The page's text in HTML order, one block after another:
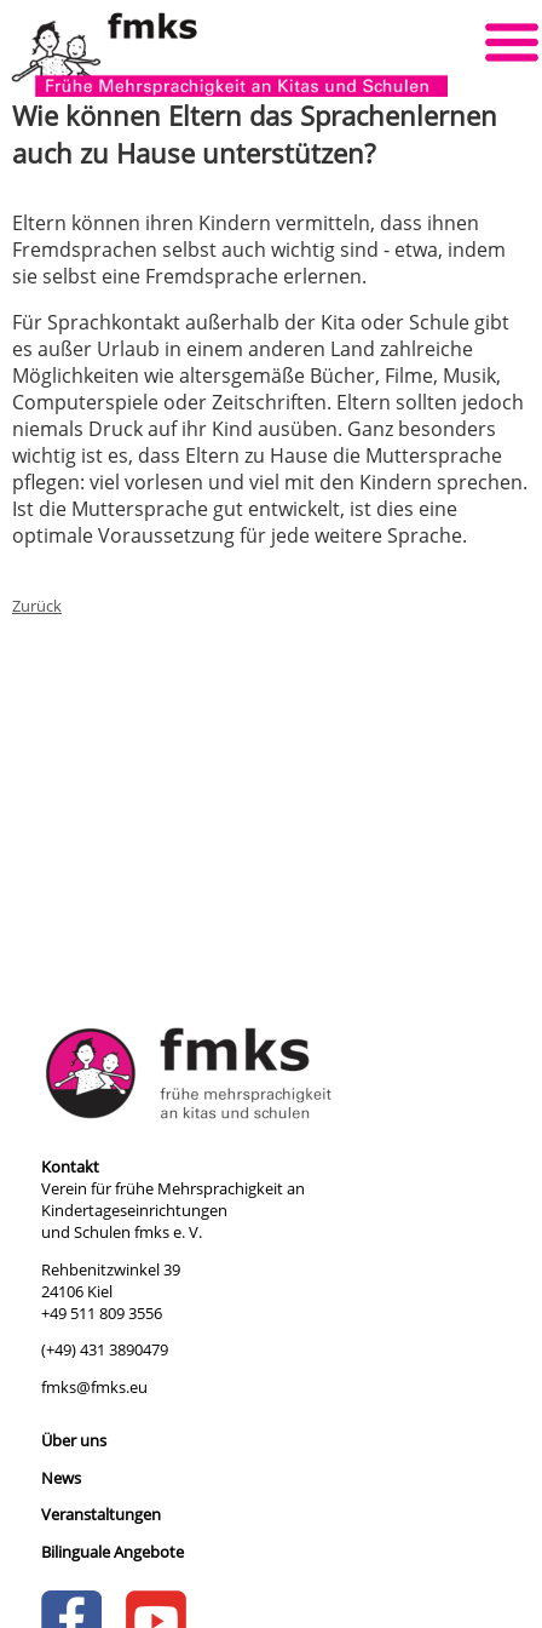
Wie können Eltern das Sprachenlernen
auch zu Hause unterstützen?
Eltern können ihren Kindern vermitteln, dass ihnen
Fremdsprachen selbst auch wichtig sind - etwa, indem
sie selbst eine Fremdsprache erlernen.
Für Sprachkontakt außerhalb der Kita oder Schule gibt
es außer Urlaub in einem anderen Land zahlreiche
Möglichkeiten wie altersgemäße Bücher, Filme, Musik,
Computerspiele oder Zeitschriften. Eltern sollten jedoch
niemals Druck auf ihr Kind ausüben. Ganz besonders
wichtig ist es, dass Eltern zu Hause die Muttersprache
pflegen: viel vorlesen und viel mit den Kindern sprechen.
Ist die Muttersprache gut entwickelt, ist dies eine
optimale Voraussetzung für jede weitere Sprache.
Zurück
Kontakt
Verein für frühe Mehrsprachigkeit an
Kindertageseinrichtungen
und Schulen fmks e. V.
Rehbenitzwinkel 39
24106 Kiel
+49 511 809 3556
(+49) 431 3890479
fmks@fmks.eu
Über uns
News
Veranstaltungen
Bilinguale Angebote